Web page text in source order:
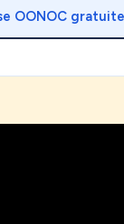
OONOC